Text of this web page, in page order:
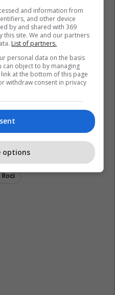
Roci
and information from
and other device
by and shared with 369
this site. We and our partners
List of partners.
personal data on the basis
can object to by managing
at the bottom of this page
withdraw consent in privacy
options